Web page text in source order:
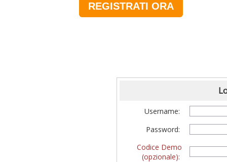
REGISTRATI ORA
Username:
Password:
Codice Demo
(opzionale):